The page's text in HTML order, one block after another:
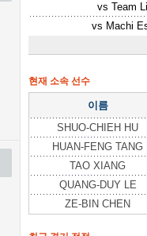
vs Team
vs Machi
현재 소속 선수
이름
SHUO-CHIEH HU
HUAN-FENG TANG
TAO XIANG
QUANG-DUY LE
ZE-BIN CHEN